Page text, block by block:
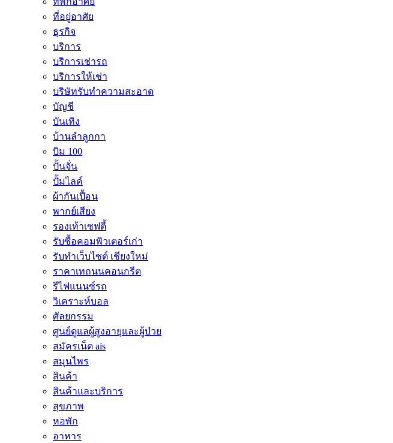
ที่อยู่อาศัย
ธุรกิจ
บริการ
บริการเช่ารถ
บริการให้เช่า
บริษัทรับทำความสะอาด
บัญชี
บันเทิง
บ้านลำลูกกา
บิม 100
ปั้นจั่น
ปั้มไลค์
ผ้ากันเปื้อน
พากย์เสียง
รองเท้าเซฟตี้
รับซื้อคอมพิวเตอร์เก่า
รับทำเว็บไซต์ เชียงใหม่
ราคาเทถนนคอนกรีต
รีไฟแนนซ์รถ
วิเคราะห์บอล
ศัลยกรรม
ศูนย์ดูแลผู้สูงอายุและผู้ป่วย
สมัครเน็ต ais
สมุนไพร
สินค้า
สินค้าและบริการ
สุขภาพ
หอพัก
อาหาร